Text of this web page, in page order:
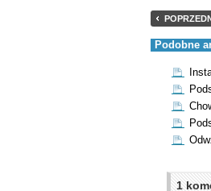
Podobne
1